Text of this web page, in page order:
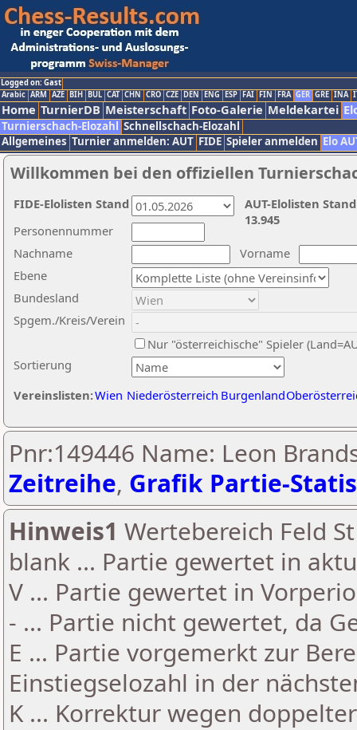
Logged on: Gast
Arabic ARM AZE BIH BUL CAT CHN CRO CZE DEN ENG ESP FAI FIN FRA GER GRE INA
Home TurnierDB Meisterschaft Foto-Galerie Meldekartei
Turnierschach-Elozahl Schnellschach-Elozahl
Allgemeines Turnier anmelden: AUT FIDE Spieler anmelden Elo
Willkommen bei den offiziellen
Nachname
Vorname
Ebene
Sortierung
Personennummer
Bundesland
Spgem./Kreis/Verein
Nur "österreichische" Spieler
Vereinslisten:Wien Niederösterreich Burgenland
AUT-Elolisten
13.945
FIDE-Elolisten Stand
Pnr:149446 Name: Leon
Zeitreihe, Grafik Partie-
Hinweis1 Wertebereich Feld
blank ... Partie gewertet in
V ... Partie gewertet in
- ... Partie nicht gewertet, da
E ... Partie vorgemerkt zur
Einstiegselozahl in der
K ... Korrektur wegen